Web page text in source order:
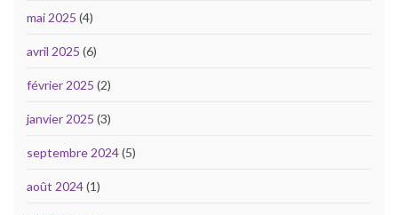
mai 2025 (4)
avril 2025 (6)
février 2025 (2)
janvier 2025 (3)
septembre 2024(5)
août 2024(1)